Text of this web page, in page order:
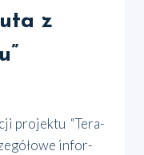
z
pro­jek­tu “Tera­
infor­